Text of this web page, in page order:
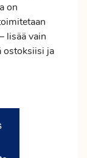
on
lisää vain
ostoksiisi ja